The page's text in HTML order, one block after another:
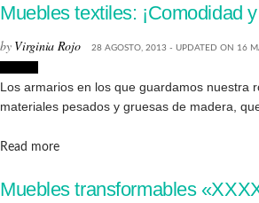
Muebles textiles: ¡Comodidad
by Virginia Rojo 28 AGOSTO, 2013 - UPDATED ON 16
Los armarios en los que guardamos nuestra
materiales pesados y gruesas de madera,
Read moreDetails
Muebles transformables